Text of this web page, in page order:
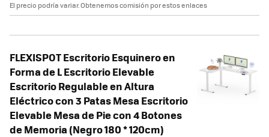
El precio podría variar. Obtenemos comisión por estos enlaces
FLEXISPOT Escritorio Esquinero en
Forma de L Escritorio Elevable
Escritorio Regulable en Altura
Eléctrico con 3 Patas Mesa Escritorio
Elevable Mesa de Pie con 4 Botones
de Memoria (Negro 180 * 120cm)